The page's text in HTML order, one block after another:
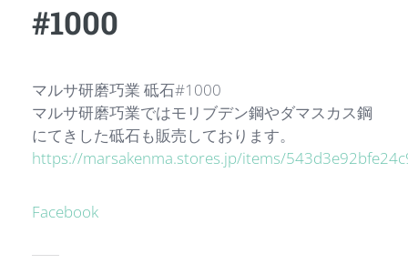
#1000
マルサ研磨巧業 砥石#1000
マルサ研磨巧業ではモリブデン鋼やダマスカス鋼
にてきした砥石も販売しております。
https://marsakenma.stores.jp/items/
Facebook